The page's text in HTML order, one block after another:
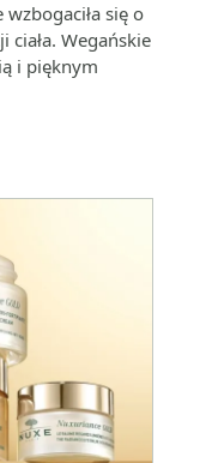
się o
Wegańskie
i pięknym